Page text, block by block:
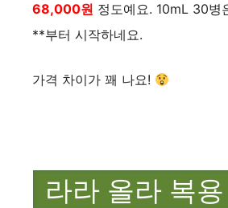
68,000원 정도예요. 10mL 30병
**부터 시작하네요.
가격 차이가 꽤 나요!
라라 올라 복용